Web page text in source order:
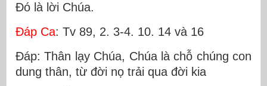
Ðó là lời Chúa.
Ðáp Ca: Tv 89, 2. 3-4. 10. 14 và 16
Ðáp: Thân lạy Chúa, Chúa là chỗ chúng con
dung thân, từ đời nọ trải qua đời kia